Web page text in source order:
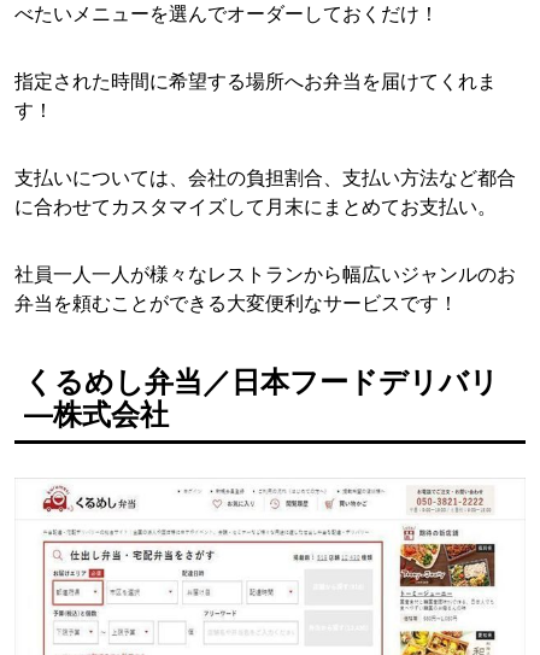
べたいメニューを選んでオーダーしておくだけ！
指定された時間に希望する場所へお弁当を届けてくれま
す！
支払いについては、会社の負担割合、支払い方法など都合
に合わせてカスタマイズして月末にまとめてお支払い。
社員一人一人が様々なレストランから幅広いジャンルのお
弁当を頼むことができる大変便利なサービスです！
くるめし弁当／日本フードデリバリ
―株式会社